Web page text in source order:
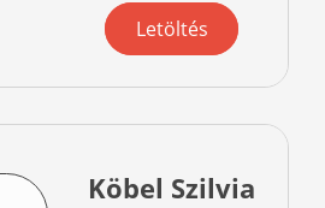
Letöltés
Köbel Szilvia